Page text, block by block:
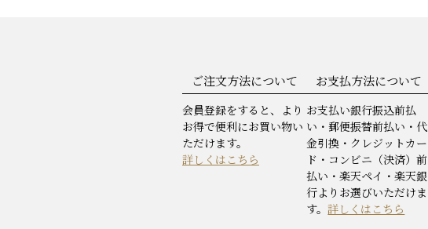
ご注文方法について
会員登録をすると、より
お得で便利にお買い物い
ただけます。
詳しくはこちら
お支払方法について
お支払い銀行振込前払
い・郵便振替前払い・代
金引換・クレジットカー
ド・コンビニ（決済）前
払い・楽天ペイ・楽天銀
行よりお選びいただけま
す。詳しくはこちら